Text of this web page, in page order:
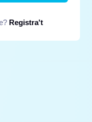
Registra't